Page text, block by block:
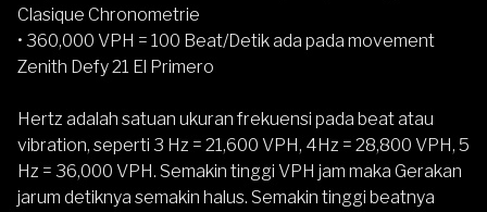
Clasique Chronometrie
• 360,000 VPH = 100 Beat/Detik ada pada movement
Zenith Defy 21 El Primero
Hertz adalah satuan ukuran frekuensi pada beat atau
vibration, seperti 3 Hz = 21,600 VPH, 4Hz = 28,800 VPH, 5
Hz = 36,000 VPH. Semakin tinggi VPH jam maka Gerakan
jarum detiknya semakin halus. Semakin tinggi beatnya